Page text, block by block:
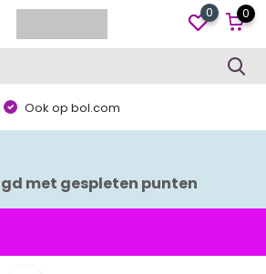
0 0
Ook op bol.com
met gespleten punten